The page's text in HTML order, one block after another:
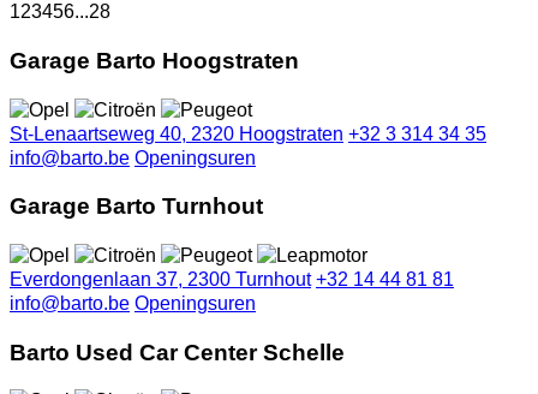
123456...28
Garage Barto Hoogstraten
St-Lenaartseweg 40, 2320 Hoogstraten +32 3 314 34 35
info@barto.be Openingsuren
Garage Barto Turnhout
Everdongenlaan 37, 2300 Turnhout +32 14 44 81 81
info@barto.be Openingsuren
Barto Used Car Center Schelle